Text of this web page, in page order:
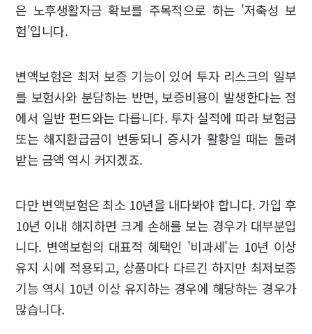
은 노후생활자금 확보를 주목적으로 하는 '저축성 보
험'입니다.
변액보험은 최저 보증 기능이 있어 투자 리스크의 일부
를 보험사와 분담하는 반면, 보증비용이 발생한다는 점
에서 일반 펀드와는 다릅니다. 투자 실적에 따라 보험금
또는 해지환급금이 변동되니 증시가 활황일 때는 돌려
받는 금액 역시 커지겠죠.
다만 변액보험은 최소 10년을 내다봐야 합니다. 가입 후
10년 이내 해지하면 크게 손해를 보는 경우가 대부분입
니다. 변액보험의 대표적 혜택인 '비과세'는 10년 이상
유지 시에 적용되고, 상품마다 다르긴 하지만 최저보증
기능 역시 10년 이상 유지하는 경우에 해당하는 경우가
많습니다.